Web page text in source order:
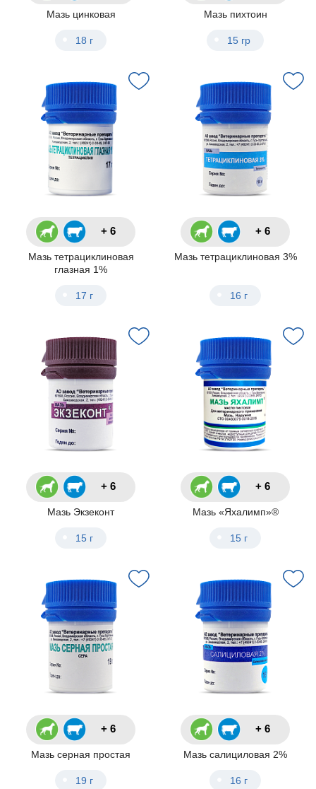
Мазь цинковая
18 г
Мазь пихтоин
15 гр
+ 6
Мазь тетрациклиновая
глазная 1%
17 г
+ 6
Мазь тетрациклиновая 3%
16 г
+ 6
Мазь Экзеконт
15 г
+ 6
Мазь «Яхалимп»®
15 г
+ 6
Мазь серная простая
19 г
+ 6
Мазь салициловая 2%
16 г